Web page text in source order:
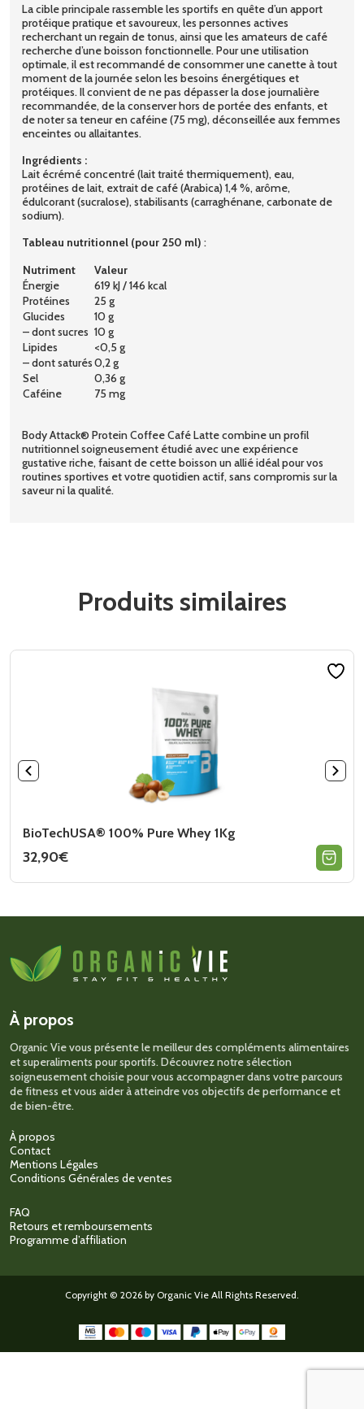
La cible principale rassemble les sportifs en quête d’un apport
protéique pratique et savoureux, les personnes actives
recherchant un regain de tonus, ainsi que les amateurs de café
recherche d’une boisson fonctionnelle. Pour une utilisation
optimale, il est recommandé de consommer une canette à tout
moment de la journée selon les besoins énergétiques et
protéiques. Il convient de ne pas dépasser la dose journalière
recommandée, de la conserver hors de portée des enfants, et
de noter sa teneur en caféine (75 mg), déconseillée aux femmes
enceintes ou allaitantes.
Ingrédients :
Lait écrémé concentré (lait traité thermiquement), eau,
protéines de lait, extrait de café (Arabica) 1,4 %, arôme,
édulcorant (sucralose), stabilisants (carraghénane, carbonate de
sodium).
Tableau nutritionnel (pour 250 ml) :
Nutriment
Valeur
Énergie
619 kJ / 146 kcal
Protéines
25 g
Glucides
10 g
– dont sucres 10 g
Lipides
<0,5 g
– dont saturés0,2 g
Sel
0,36 g
Caféine
75 mg
Body Attack® Protein Coffee Café Latte combine un profil
nutritionnel soigneusement étudié avec une expérience
gustative riche, faisant de cette boisson un allié idéal pour vos
routines sportives et votre quotidien actif, sans compromis sur la
saveur ni la qualité.
Produits similaires
BioTechUSA® 100% Pure Whey 1Kg
32,90€
produit
options
peuvent
être
la
du
produit
À propos
Organic Vie vous présente le meilleur des compléments alimentaires
et superaliments pour sportifs. Découvrez notre sélection
soigneusement choisie pour vous accompagner dans votre parcours
de fitness et vous aider à atteindre vos objectifs de performance et
de bien-être.
À propos
Contact
Mentions Légales
Conditions Générales de ventes
FAQ
Retours et remboursements
Programme d’affiliation
Copyright © 2026 by Organic Vie All Rights Reserved.